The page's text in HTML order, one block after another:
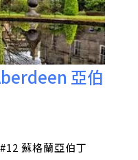
亞伯
蘇格蘭亞伯丁